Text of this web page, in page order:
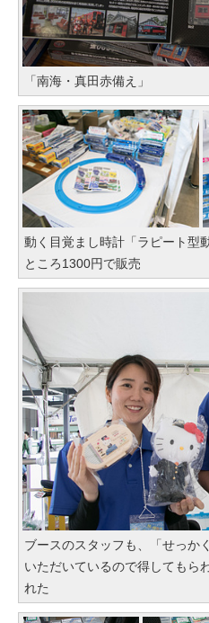
「南海・真田赤備え」
動く目覚まし時計「ラピート型
ところ1300円で販売
ブースのスタッフも、「せっか
いただいているので得してもら
れた